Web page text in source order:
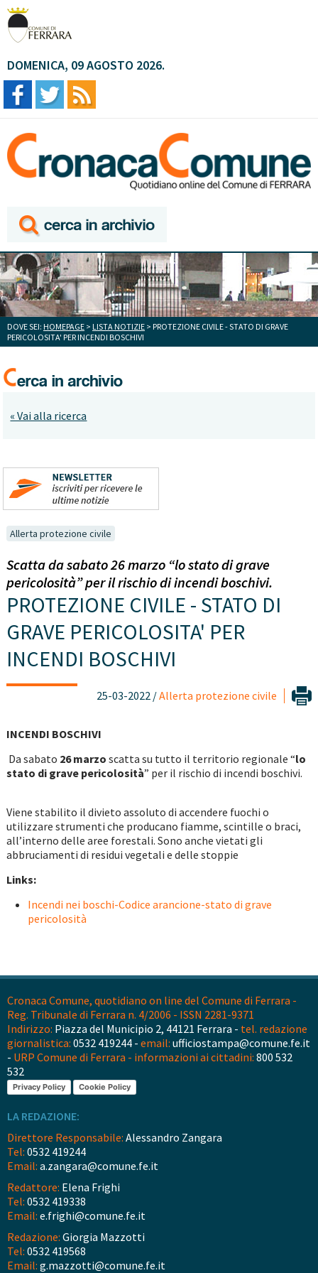
DOMENICA, 09 AGOSTO 2026.
DOVE SEI: HOMEPAGE > LISTA NOTIZIE > PROTEZIONE CIVILE - STATO DI GRAVE
PERICOLOSITA' PER INCENDI BOSCHIVI
« Vai alla ricerca
Allerta protezione civile
Scatta da sabato 26 marzo “lo stato di grave
pericolosità” per il rischio di incendi boschivi.
PROTEZIONE CIVILE - STATO DI
GRAVE PERICOLOSITA' PER
INCENDI BOSCHIVI
25-03-2022 /Allerta protezione civile
INCENDI BOSCHIVI
Da sabato 26 marzo scatta su tutto il territorio regionale “lo
stato di grave pericolosità” per il rischio di incendi boschivi.
Viene stabilito il divieto assoluto di accendere fuochi o
utilizzare strumenti che producano fiamme, scintille o braci,
all’interno delle aree forestali. Sono anche vietati gli
abbruciamenti di residui vegetali e delle stoppie
Links:
Incendi nei boschi-Codice arancione-stato di grave
pericolosità
Cronaca Comune, quotidiano on line del Comune di Ferrara -
Reg. Tribunale di Ferrara n. 4/2006 - ISSN 2281-9371
Indirizzo: Piazza del Municipio 2, 44121 Ferrara - tel. redazione
giornalistica: 0532 419244 - email: ufficiostampa@comune.fe.it
- URP Comune di Ferrara - informazioni ai cittadini: 800 532
532
Privacy Policy Cookie Policy
LA REDAZIONE:
Direttore Responsabile: Alessandro Zangara
Tel: 0532 419244
Email: a.zangara@comune.fe.it
Redattore: Elena Frighi
Tel: 0532 419338
Email: e.frighi@comune.fe.it
Redazione: Giorgia Mazzotti
Tel: 0532 419568
Email: g.mazzotti@comune.fe.it